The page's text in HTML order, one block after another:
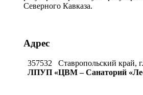
Северного Кавказа.
Адрес
357532 Ставропольский край,
ЛПУП «ЦВМ – Санаторий